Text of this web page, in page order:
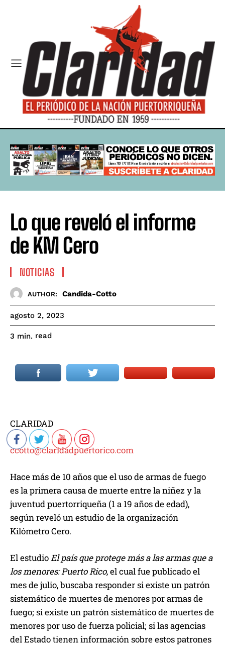
Lo que reveló el informe
de KM Cero
NOTICIAS
AUTHOR: Candida-Cotto
agosto 2, 2023
3 min. read
CLARIDAD
ccotto@claridadpuertorico.com
Hace más de 10 años que el uso de armas de fuego
es la primera causa de muerte entre la niñez y la
juventud puertorriqueña (1 a 19 años de edad),
según reveló un estudio de la organización
Kilómetro Cero.
El estudioEl país que protege más a las armas que a
los menores: Puerto Rico,el cual fue publicado el
mes de julio, buscaba responder si existe un patrón
sistemático de muertes de menores por armas de
fuego; si existe un patrón sistemático de muertes de
menores por uso de fuerza policial; si las agencias
del Estado tienen información sobre estos patrones